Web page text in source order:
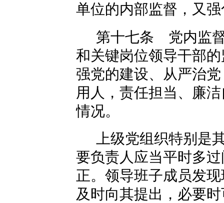
单位的内部监督，又
第十七条 党内监
和关键岗位领导干部
强党的建设、从严治
用人，责任担当、廉
情况。
上级党组织特别是
要负责人应当平时多
正。领导班子成员发
及时向其提出，必要